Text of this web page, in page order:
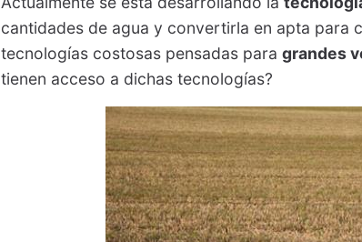
cantidades de agua y convertirla en apta para
tecnologías costosas pensadas para grandes
tienen acceso a dichas tecnologías?